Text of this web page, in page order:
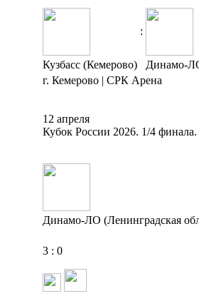
:
Кузбасс (Кемерово)
Динамо-
г. Кемерово | СРК Арена
12 апреля
Кубок России 2026. 1/4 финала.
Динамо-ЛО (Ленинградская
3 : 0